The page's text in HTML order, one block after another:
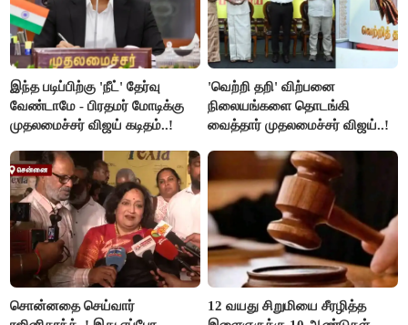
இந்த படிப்பிற்கு 'நீட்' தேர்வு
வேண்டாமே - பிரதமர் மோடிக்கு
முதலமைச்சர் விஜய் கடிதம்..!
'வெற்றி தறி' விற்பனை
நிலையங்களை தொடங்கி
வைத்தார் முதலமைச்சர் விஜய்..!
சொன்னதை செய்வார்
12 வயது சிறுமியை சீரழித்த